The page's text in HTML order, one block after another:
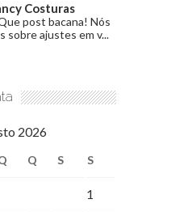
Costuras
post bacana! Nós
sobre ajustes em v...
2026
Q S S
1